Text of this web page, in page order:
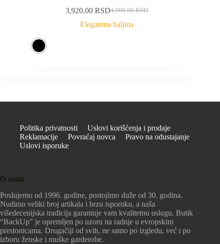
4,900.00RSD
3,920.00RSD
Elegantna haljina
Politika privatnosti
Uslovi korišćenja i prodaje
Reklamacije
Povraćaj novca
Pravo na odustajanje
Uslovi isporuke
O nama
Poslujemo od 1996. godine, postojimo duže od 30. godina.
Nudimo veliki broj artikala i brzu isporuku, a naša
višedecenijska tradicija garantuje vam kvalitetnu uslugu. Butik
“BackUp” je opremljen po uzoru na radnje u evropskim
prestonicama. Drugačiji od svih, ne samo po izgledu, već i po
izboru ženske i muške garderobe.